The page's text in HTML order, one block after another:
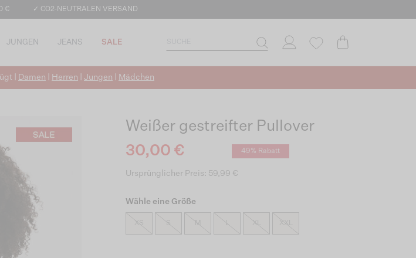
€ ✓ CO2-NEUTRALEN VERSAND
JUNGEN JEANS SALE
| Damen Herren Jungen Mädchen
Weißer gestreifter Pullover
30,00 €
49% Rabatt
Ursprünglicher Preis: 59,99 €
Wähle eine Größe
XS M XL XXL